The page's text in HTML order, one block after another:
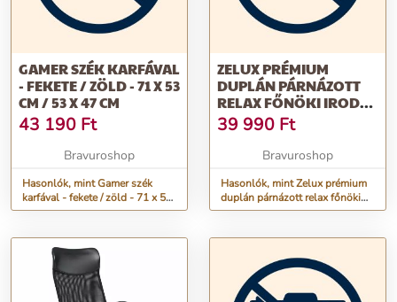
GAMER SZÉK KARFÁVAL
- FEKETE / ZÖLD - 71 X 53
CM / 53 X 47 CM
43 190 Ft
Bravuroshop
Hasonlók, mint Gamer szék
karfával - fekete / zöld - 71 x 53
cm / 53 x 47 cm
ZELUX PRÉMIUM
DUPLÁN PÁRNÁZOTT
RELAX FŐNÖKI IRODAI
SZÉK KRÓM
LÁBAKKAL, KARFÁVAL
- FEKETE SZÍNBEN
39 990 Ft
Bravuroshop
Hasonlók, mint Zelux prémium
duplán párnázott relax főnöki
irodai szék króm lábakkal,